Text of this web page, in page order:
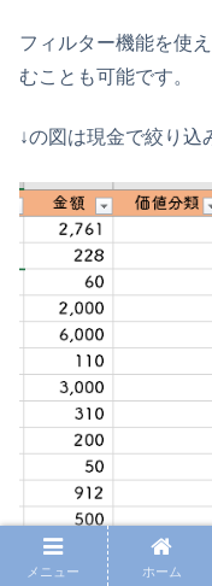
フィルター機能を使
むことも可能です。
↓の図は現金で絞り込
メニュー ホーム